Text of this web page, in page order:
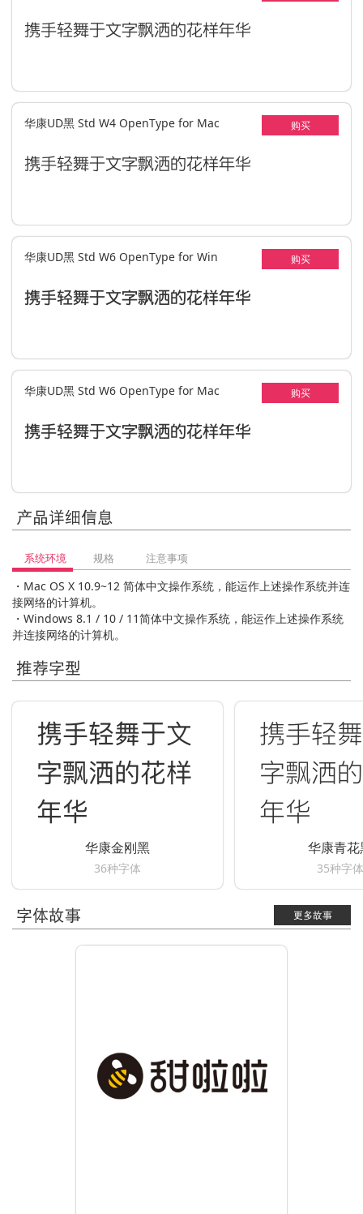
携手轻舞于文字飘洒的花样年华
华康UD黑 Std W4 OpenType for Mac 购买
携手轻舞于文字飘洒的花样年华
华康UD黑 Std W6 OpenType for Win 购买
携手轻舞于文字飘洒的花样年华
华康UD黑 Std W6 OpenType for Mac 购买
携手轻舞于文字飘洒的花样年华
产品详细信息
系统环境 规格 注意事项
・Mac OS X 10.9~12 简体中文操作系统，能运作上述操作系统并连
接网络的计算机。
・Windows 8.1 / 10 / 11简体中文操作系统，能运作上述操作系统
并连接网络的计算机。
推荐字型
携手轻舞于文
字飘洒的花样
年华
华康金刚黑
36种字体
携手轻
字飘洒
年华
华康青花
35种字体
字体故事 更多故事